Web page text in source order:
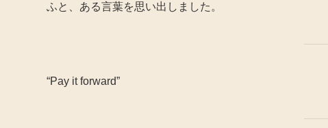
ふと、ある言葉を思い出しました。
“Pay it forward”